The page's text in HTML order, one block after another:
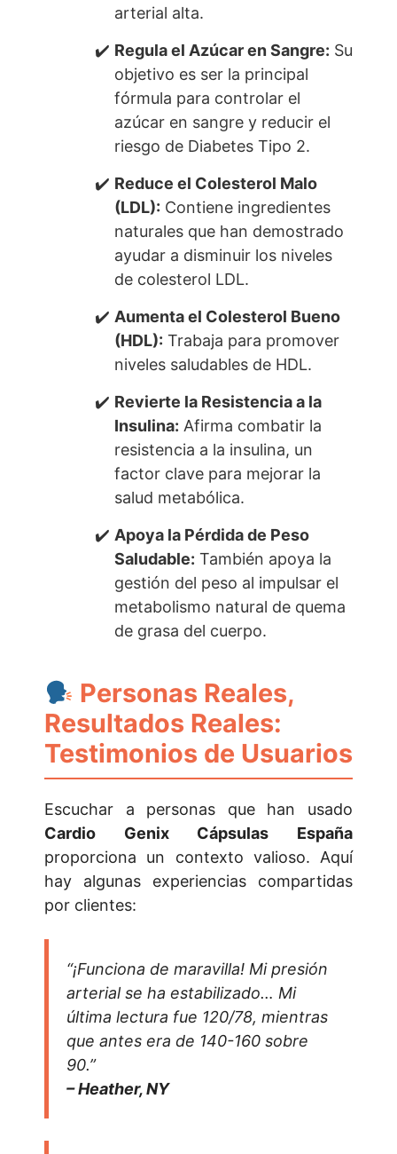
arterial alta.
Regula el Azúcar en Sangre: Su
objetivo es ser la principal
fórmula para controlar el
azúcar en sangre y reducir el
riesgo de Diabetes Tipo 2.
Reduce el Colesterol Malo
(LDL): Contiene ingredientes
naturales que han demostrado
ayudar a disminuir los niveles
de colesterol LDL.
Aumenta el Colesterol Bueno
(HDL): Trabaja para promover
niveles saludables de HDL.
Revierte la Resistencia a la
Insulina: Afirma combatir la
resistencia a la insulina, un
factor clave para mejorar la
salud metabólica.
Apoya la Pérdida de Peso
Saludable: También apoya la
gestión del peso al impulsar el
metabolismo natural de quema
de grasa del cuerpo.
Personas Reales,
Resultados Reales:
Testimonios de Usuarios
Escuchar a personas que han usado
Cardio Genix Cápsulas España
proporciona un contexto valioso. Aquí
hay algunas experiencias compartidas
por clientes:
“¡Funciona de maravilla! Mi presión
arterial se ha estabilizado… Mi
última lectura fue 120/78, mientras
que antes era de 140-160 sobre
90.”
– Heather, NY